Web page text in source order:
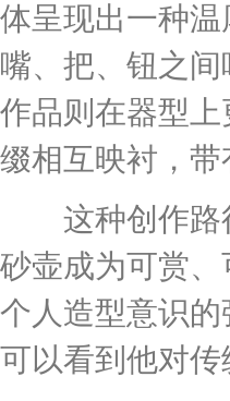
体呈现出一种
嘴、把、钮之
作品则在器型
缀相互映衬，
这种创作路径
砂壶成为可赏
个人造型意识的
可以看到他对